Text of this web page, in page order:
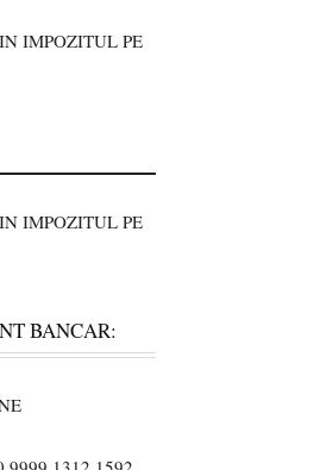
IMPOZITUL PE
IMPOZITUL PE
BANCAR: